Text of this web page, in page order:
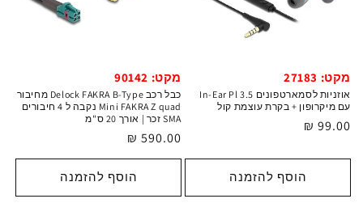
מקט: 27183
אוזניות לסמארטפונים In-Ear Pl 3.5
עם מיקרופון + בקרת עוצמת קול
מחיר
99.00 ₪
הוסף להזמנה
מקט: 90142
כבל רכב Delock FAKRA B-Type מחיבור
Mini FAKRA Z quad נקבה ל 4 חיבורים
SMA זכר | אורך 20 ס"מ
מחיר
רגיל
590.00 ₪
הוסף להזמנה